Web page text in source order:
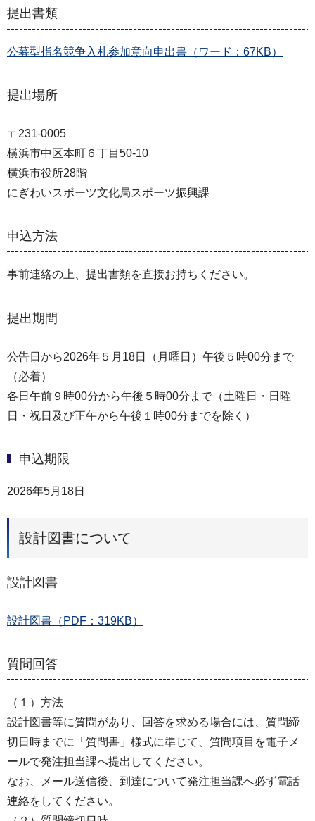
提出書類
公募型指名競争入札参加意向申出書（ワード：67KB）
提出場所
〒231-0005
横浜市中区本町６丁目50-10
横浜市役所28階
にぎわいスポーツ文化局スポーツ振興課
申込方法
事前連絡の上、提出書類を直接お持ちください。
提出期間
公告日から2026年５月18日（月曜日）午後５時00分まで
（必着）
各日午前９時00分から午後５時00分まで（土曜日・日曜
日・祝日及び正午から午後１時00分までを除く）
申込期限
2026年5月18日
設計図書について
設計図書
設計図書（PDF：319KB）
質問回答
（１）方法
設計図書等に質問があり、回答を求める場合には、質問締
切日時までに「質問書」様式に準じて、質問項目を電子メ
ールで発注担当課へ提出してください。
なお、メール送信後、到達について発注担当課へ必ず電話
連絡をしてください。